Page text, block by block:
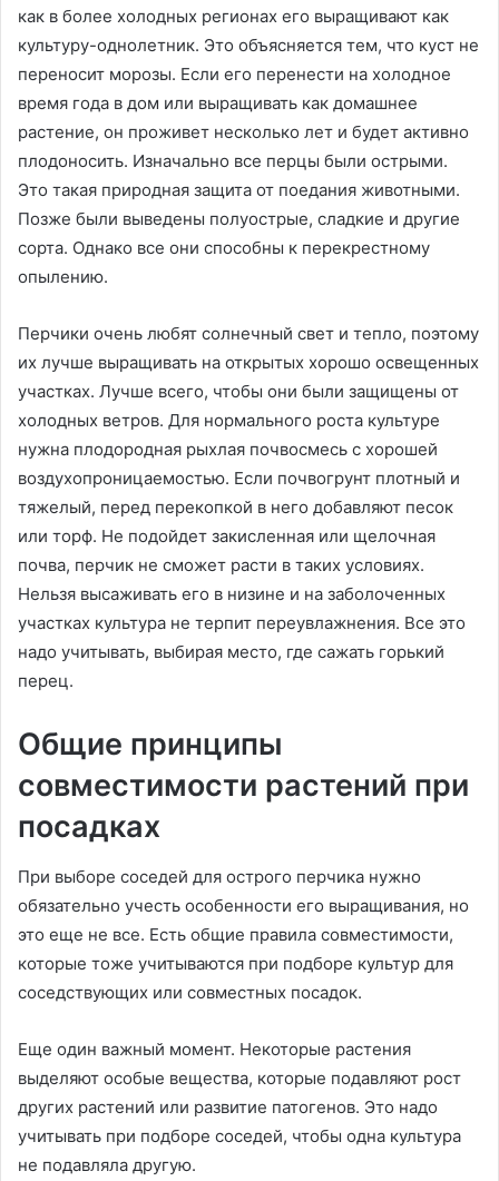
как в более холодных регионах его выращивают как
культуру-однолетник. Это объясняется тем, что куст не
переносит морозы. Если его перенести на холодное
время года в дом или выращивать как домашнее
растение, он проживет несколько лет и будет активно
плодоносить. Изначально все перцы были острыми.
Это такая природная защита от поедания животными.
Позже были выведены полуострые, сладкие и другие
сорта. Однако все они способны к перекрестному
опылению.
Перчики очень любят солнечный свет и тепло, поэтому
их лучше выращивать на открытых хорошо освещенных
участках. Лучше всего, чтобы они были защищены от
холодных ветров. Для нормального роста культуре
нужна плодородная рыхлая почвосмесь с хорошей
воздухопроницаемостью. Если почвогрунт плотный и
тяжелый, перед перекопкой в него добавляют песок
или торф. Не подойдет закисленная или щелочная
почва, перчик не сможет расти в таких условиях.
Нельзя высаживать его в низине и на заболоченных
участках культура не терпит переувлажнения. Все это
надо учитывать, выбирая место, где сажать горький
перец.
Общие принципы
совместимости растений при
посадках
При выборе соседей для острого перчика нужно
обязательно учесть особенности его выращивания, но
это еще не все. Есть общие правила совместимости,
которые тоже учитываются при подборе культур для
соседствующих или совместных посадок.
Еще один важный момент. Некоторые растения
выделяют особые вещества, которые подавляют рост
других растений или развитие патогенов. Это надо
учитывать при подборе соседей, чтобы одна культура
не подавляла другую.